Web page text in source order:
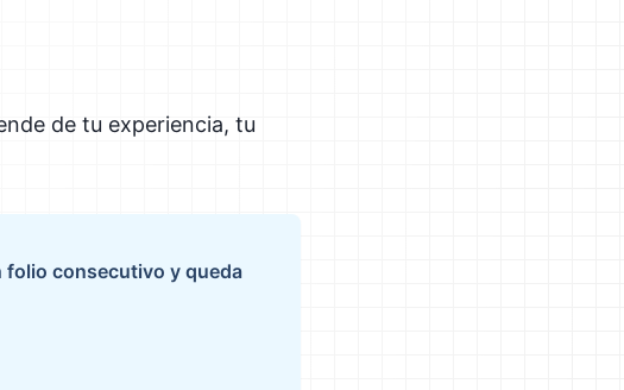
de tu experiencia, tu
folio consecutivo y queda